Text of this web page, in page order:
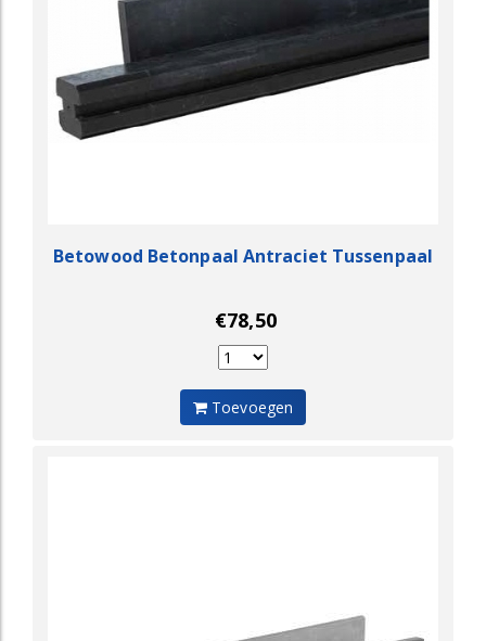
Betowood Betonpaal Antraciet Tussenpaal
€78,50
Toevoegen